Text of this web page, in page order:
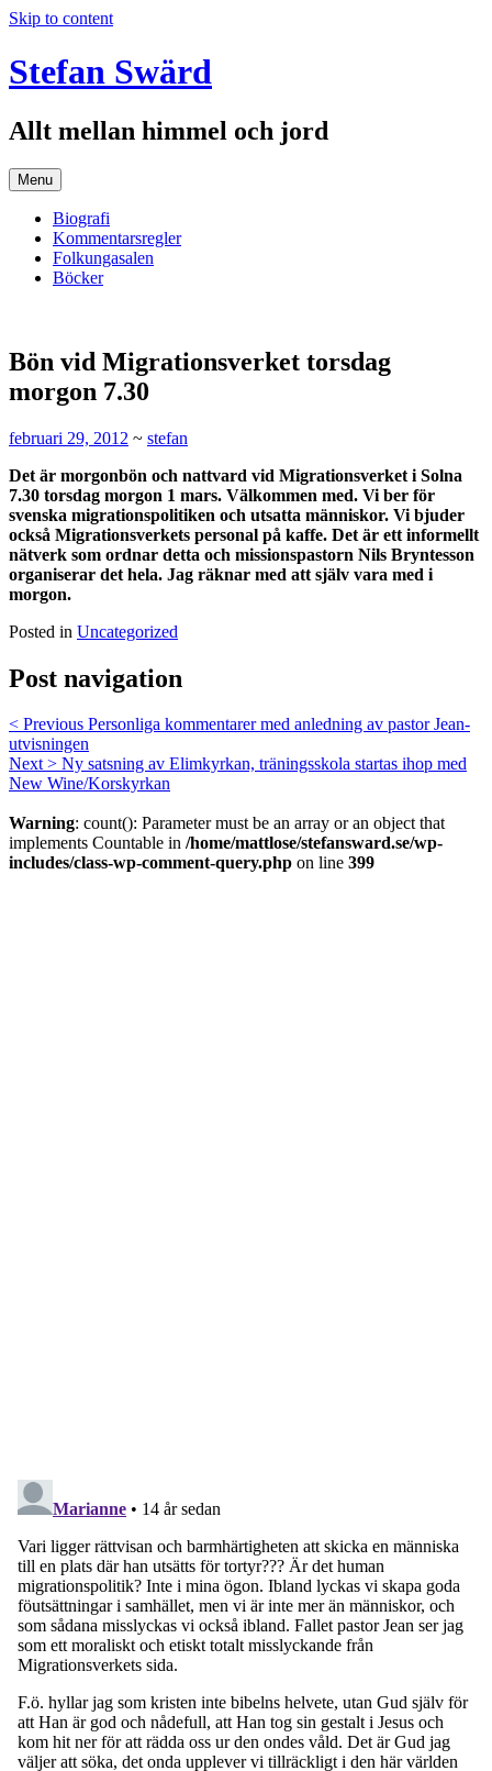
Skip to content
Stefan Swärd
Allt mellan himmel och jord
Menu
Biografi
Kommentarsregler
Folkungasalen
Böcker
Bön vid Migrationsverket torsdag
morgon 7.30
februari 29, 2012 ~ stefan
Det är morgonbön och nattvard vid Migrationsverket i Solna
7.30 torsdag morgon 1 mars. Välkommen med. Vi ber för
svenska migrationspolitiken och utsatta människor. Vi bjuder
också Migrationsverkets personal på kaffe. Det är ett informellt
nätverk som ordnar detta och missionspastorn Nils Bryntesson
organiserar det hela. Jag räknar med att själv vara med i
morgon.
Posted in Uncategorized
Post navigation
< Previous Personliga kommentarer med anledning av pastor Jean-
utvisningen
Next > Ny satsning av Elimkyrkan, träningsskola startas ihop med
New Wine/Korskyrkan
Warning: count(): Parameter must be an array or an object that
implements Countable in /home/mattlose/stefansward.se/wp-
includes/class-wp-comment-query.php on line 399